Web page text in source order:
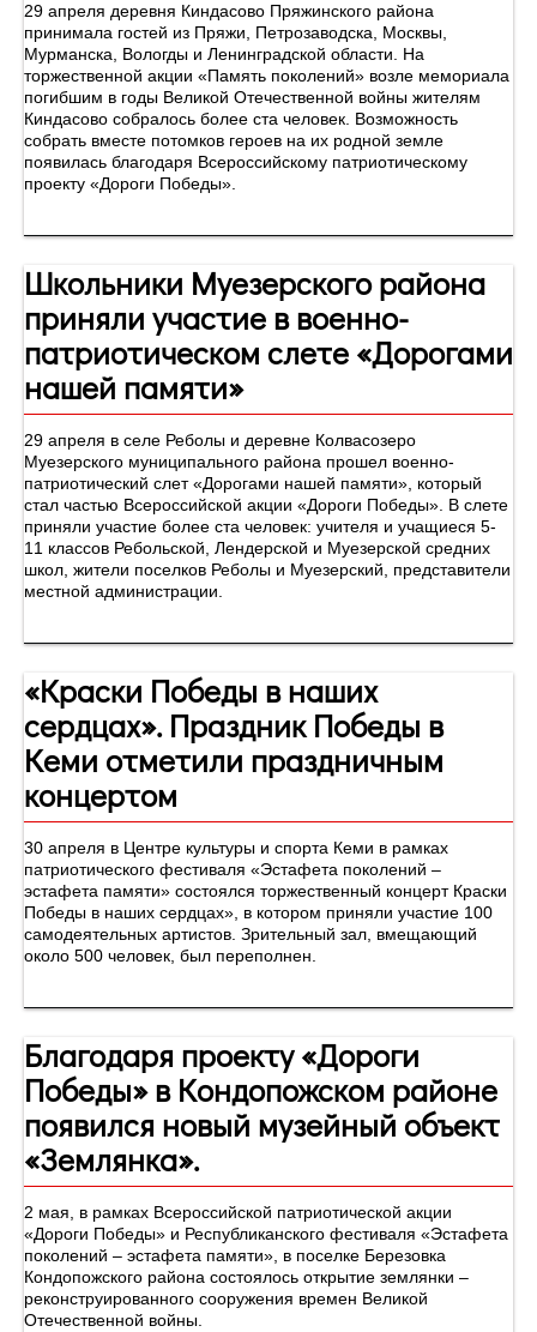
29 апреля деревня Киндасово Пряжинского района
принимала гостей из Пряжи, Петрозаводска, Москвы,
Мурманска, Вологды и Ленинградской области. На
торжественной акции «Память поколений» возле мемориала
погибшим в годы Великой Отечественной войны жителям
Киндасово собралось более ста человек. Возможность
собрать вместе потомков героев на их родной земле
появилась благодаря Всероссийскому патриотическому
проекту «Дороги Победы».
Школьники Муезерского района
приняли участие в военно-
патриотическом слете «Дорогами
нашей памяти»
29 апреля в селе Реболы и деревне Колвасозеро
Муезерского муниципального района прошел военно-
патриотический слет «Дорогами нашей памяти», который
стал частью Всероссийской акции «Дороги Победы». В слете
приняли участие более ста человек: учителя и учащиеся 5-
11 классов Ребольской, Лендерской и Муезерской средних
школ, жители поселков Реболы и Муезерский, представители
местной администрации.
«Краски Победы в наших
сердцах». Праздник Победы в
Кеми отметили праздничным
концертом
30 апреля в Центре культуры и спорта Кеми в рамках
патриотического фестиваля «Эстафета поколений –
эстафета памяти» состоялся торжественный концерт Краски
Победы в наших сердцах», в котором приняли участие 100
самодеятельных артистов. Зрительный зал, вмещающий
около 500 человек, был переполнен.
Благодаря проекту «Дороги
Победы» в Кондопожском районе
появился новый музейный объект
«Землянка».
2 мая, в рамках Всероссийской патриотической акции
«Дороги Победы» и Республиканского фестиваля «Эстафета
поколений – эстафета памяти», в поселке Березовка
Кондопожского района состоялось открытие землянки –
реконструированного сооружения времен Великой
Отечественной войны.